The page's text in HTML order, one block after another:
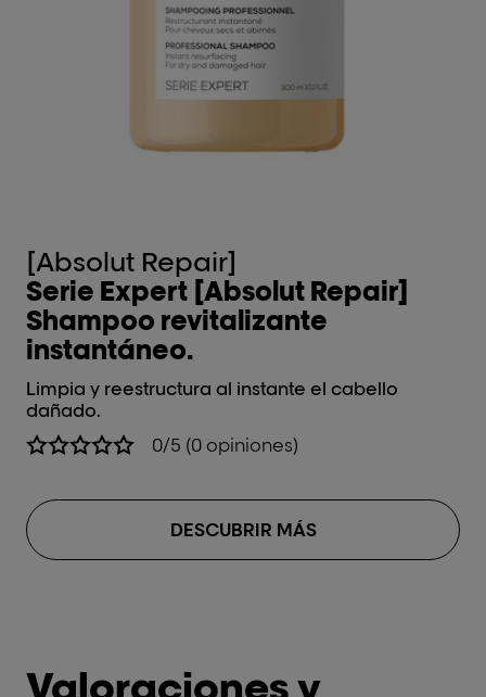
[Absolut Repair]
Serie Expert [Absolut Repair]
Shampoo revitalizante
instantáneo.
Limpia y reestructura al instante el cabello
dañado.
0/5 (0 opiniones)
DESCUBRIR MÁS
Valoraciones y